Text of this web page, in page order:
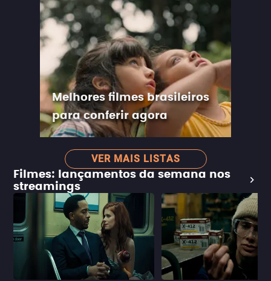
Melhores filmes brasileiros
para conferir agora
VER MAIS LISTAS
Filmes: lançamentos da semana nos
streamings